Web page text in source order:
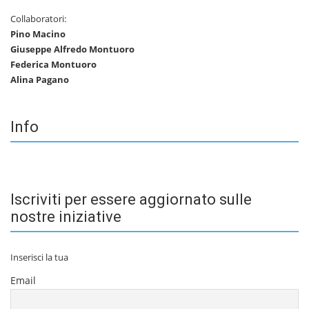
Collaboratori:
Pino Macino
Giuseppe Alfredo Montuoro
Federica Montuoro
Alina Pagano
Info
Iscriviti per essere aggiornato sulle
nostre iniziative
Inserisci la tua
Email